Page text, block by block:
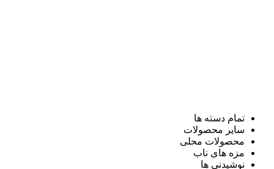
تمام دسته ها
سایر محصولات
محصولات محلی
مزه های ناب
نوشیدنی ها